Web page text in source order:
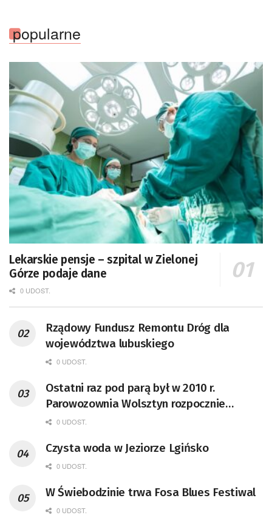
popularne
Lekarskie pensje – szpital w Zielonej
Górze podaje dane
0 UDOST.
Rządowy Fundusz Remontu Dróg dla
województwa lubuskiego
0 UDOST.
Ostatni raz pod parą był w 2010 r.
Parowozownia Wolsztyn rozpocznie
remont unikatowego Tr5-65
0 UDOST.
Czysta woda w Jeziorze Lgińsko
0 UDOST.
W Świebodzinie trwa Fosa Blues Festiwal
0 UDOST.